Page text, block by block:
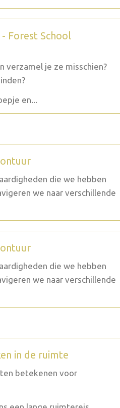
Forest School
verzamel je ze misschien?
en...
die we hebben
we naar verschillende
die we hebben
we naar verschillende
in de ruimte
betekenen voor